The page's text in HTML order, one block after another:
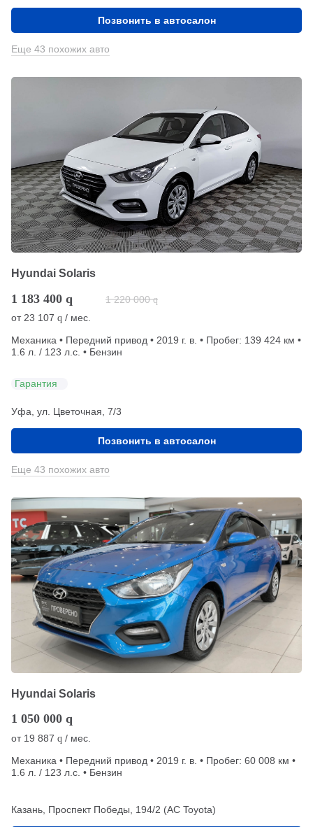
Позвонить в автосалон
Еще 43 похожих авто
Hyundai Solaris
1 183 400 q 1 220 000 q
от 23 107 q / мес.
Механика • Передний привод • 2019 г. в. • Пробег: 139 424 км •
1.6 л. / 123 л.с. • Бензин
Гарантия
Уфа, ул. Цветочная, 7/3
Позвонить в автосалон
Еще 43 похожих авто
Hyundai Solaris
1 050 000 q
от 19 887 q / мес.
Механика • Передний привод • 2019 г. в. • Пробег: 60 008 км •
1.6 л. / 123 л.с. • Бензин
Казань, Проспект Победы, 194/2 (АС Toyota)